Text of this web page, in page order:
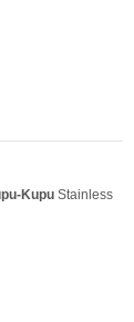
Kupu Stainless